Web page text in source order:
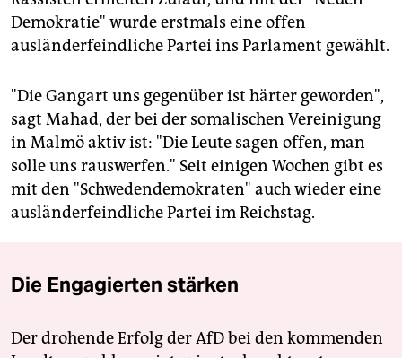
Demokratie" wurde erstmals eine offen
ausländerfeindliche Partei ins Parlament gewählt.
"Die Gangart uns gegenüber ist härter geworden",
sagt Mahad, der bei der somalischen Vereinigung
in Malmö aktiv ist: "Die Leute sagen offen, man
solle uns rauswerfen." Seit einigen Wochen gibt es
mit den "Schwedendemokraten" auch wieder eine
ausländerfeindliche Partei im Reichstag.
Die Engagierten stärken
Der drohende Erfolg der AfD bei den kommenden